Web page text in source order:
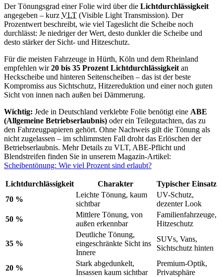
Der Tönungsgrad einer Folie wird über die Lichtdurchlässigkeit
angegeben – kurz VLT (Visible Light Transmission). Der
Prozentwert beschreibt, wie viel Tageslicht die Scheibe noch
durchlässt: Je niedriger der Wert, desto dunkler die Scheibe und
desto stärker der Sicht- und Hitzeschutz.
Für die meisten Fahrzeuge in Hürth, Köln und dem Rheinland
empfehlen wir20 bis 35 Prozent Lichtdurchlässigkeit an
Heckscheibe und hinteren Seitenscheiben – das ist der beste
Kompromiss aus Sichtschutz, Hitzereduktion und einer noch guten
Sicht von innen nach außen bei Dämmerung.
Wichtig: Jede in Deutschland verklebte Folie benötigt eine ABE
(Allgemeine Betriebserlaubnis) oder ein Teilegutachten, das zu
den Fahrzeugpapieren gehört. Ohne Nachweis gilt die Tönung als
nicht zugelassen – im schlimmsten Fall droht das Erlöschen der
Betriebserlaubnis. Mehr Details zu VLT, ABE-Pflicht und
Blendstreifen finden Sie in unserem Magazin-Artikel:
Scheibentönung: Wie viel Prozent sind erlaubt?
Lichtdurchlässigkeit Charakter
Typischer Einsatz
70 %
Leichte Tönung, kaum
sichtbar
UV-Schutz,
dezenter Look
50 %
Mittlere Tönung, von
außen erkennbar
Familienfahrzeuge,
Hitzeschutz
35 %
Deutliche Tönung,
eingeschränkte Sicht ins
Innere
SUVs, Vans,
Sichtschutz hinten
20 %
Stark abgedunkelt,
Insassen kaum sichtbar
Premium-Optik,
Privatsphäre